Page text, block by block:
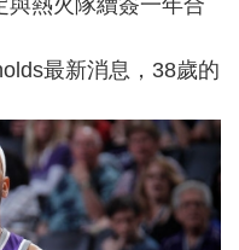
最新消息，38歲的